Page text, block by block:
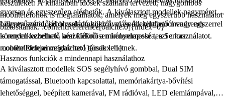
készüléket. A kínálatban idősek számára tervezett, nagygombos
mobiltelefonok is megtalálhatók, amelyek még egyszerűbb használatot
biztosítanak. :contentReference[oaicite:0]{index=0}
gyorsan és egyszerűen elérhetők. A kiválasztott modellek nagyméretű
billentyűzettel, jól olvasható kijelzővel és áttekinthető menürendszerrel
is rendelkezhetnek, ami különösen kényelmessé teszi a használatot.
:contentReference[oaicite:1]{index=1}
Legyen szó idősebb családtagokról, második telefonról vagy egy
könnyen kezelhető készülékről a mindennapokra, a Sencor
mobiltelefonjai megbízható társak lehetnek.
Hasznos funkciók a mindennapi használathoz
A kiválasztott modellek SOS segélyhívó gombbal, Dual SIM
támogatással, Bluetooth kapcsolattal, memóriakártya-bővítési
lehetőséggel, beépített kamerával, FM rádióval, LED elemlámpával,